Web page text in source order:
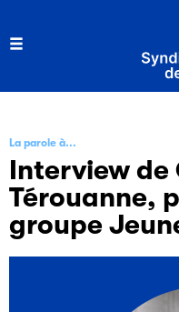
La parole à...
Interview de
Térouanne,
groupe